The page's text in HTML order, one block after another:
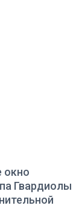
окно
Гвардиолы